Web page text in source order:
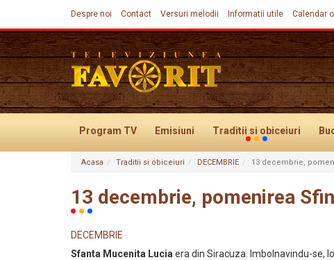
Despre noi Contact Versuri melodii Informatii utile Calendar
Program TV Emisiuni Traditii si obiceiuri
Evenimente
Acasa Traditii si obiceiuri DECEMBRIE 13 decembrie,
13 decembrie, pomenirea
DECEMBRIE
Sfanta Mucenita Lucia era din Siracuza. Imbolnavindu-se,